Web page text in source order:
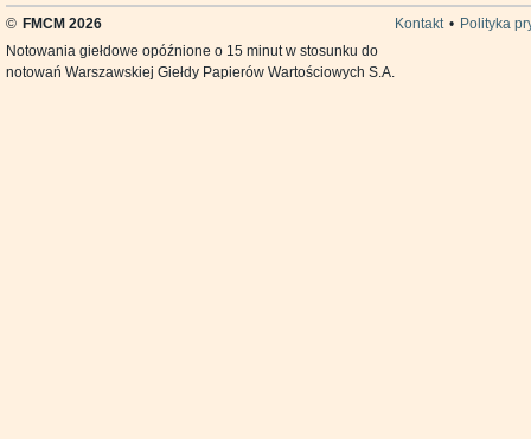
© FMCM 2026 Kontakt • Polityka
Notowania giełdowe opóźnione o 15 minut w stosunku do
notowań Warszawskiej Giełdy Papierów Wartościowych S.A.